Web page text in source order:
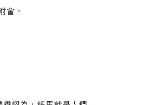
會。